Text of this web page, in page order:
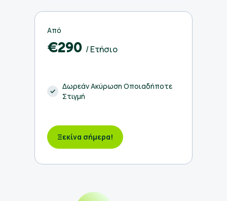
Από
€290 / Ετήσιο
Δωρεάν Ακύρωση Οποιαδήποτε
Στιγμή
Ξεκίνα σήμερα!